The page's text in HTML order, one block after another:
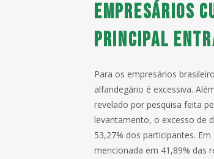
EMPRESÁRIOS
PRINCIPAL
Para os empresários
alfandegário é excessiva.
revelado por pesquisa feita
levantamento, o excesso de
53,27% dos participantes.
mencionada em 41,89% das